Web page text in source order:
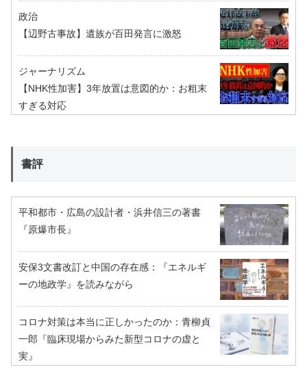
政治
【辺野古事故】遺族が百田発言に激怒
ジャーナリズム
【NHK性加害】3年放置は意図的か：お粗末
すぎる対応
書評
平和都市・広島の設計者・浜井信三の著書
『原爆市長』
安保3文書改訂と中国の存在感：『エネルギ
ーの地政学』を読みながら
コロナ対策は本当に正しかったのか：青柳貞
一郎『臨床現場からみた新型コロナの虚と
実』